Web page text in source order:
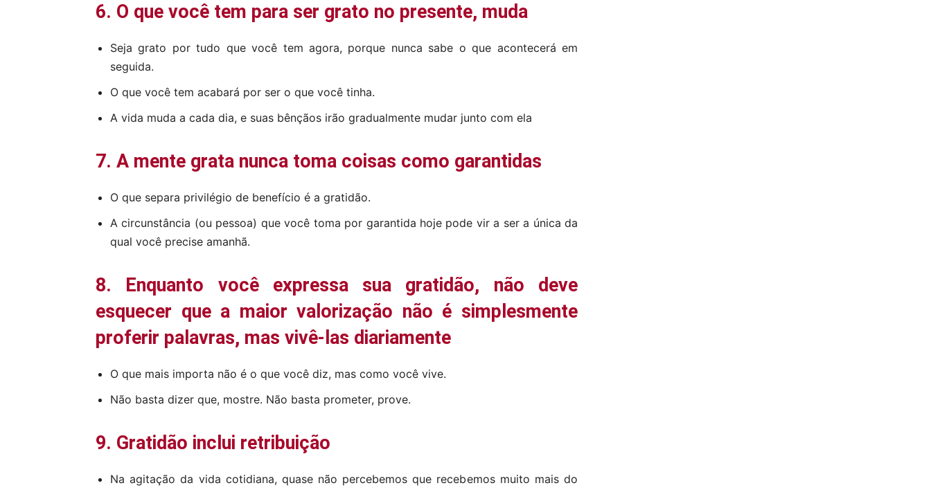
6. O que você tem para ser grato no presente, muda
Seja grato por tudo que você tem agora, porque nunca sabe o que acontecerá em
seguida.
O que você tem acabará por ser o que você tinha.
A vida muda a cada dia, e suas bênçãos irão gradualmente mudar junto com ela
7. A mente grata nunca toma coisas como garantidas
O que separa privilégio de benefício é a gratidão.
A circunstância (ou pessoa) que você toma por garantida hoje pode vir a ser a única da
qual você precise amanhã.
8. Enquanto você expressa sua gratidão, não deve
esquecer que a maior valorização não é simplesmente
proferir palavras, mas vivê-las diariamente
O que mais importa não é o que você diz, mas como você vive.
Não basta dizer que, mostre. Não basta prometer, prove.
9. Gratidão inclui retribuição
Na agitação da vida cotidiana, quase não percebemos que recebemos muito mais do